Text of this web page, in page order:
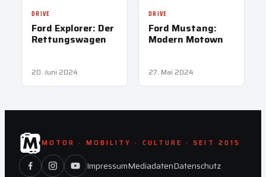
DRIVE
Ford Explorer: Der
Rettungswagen
20. Juni 2024
DRIVE
Ford Mustang:
Modern Motown
27. Mai 2024
MOTOR · MOBILITY · CULTURE · SEIT 2015
ImpressumMediadatenDatenschutz